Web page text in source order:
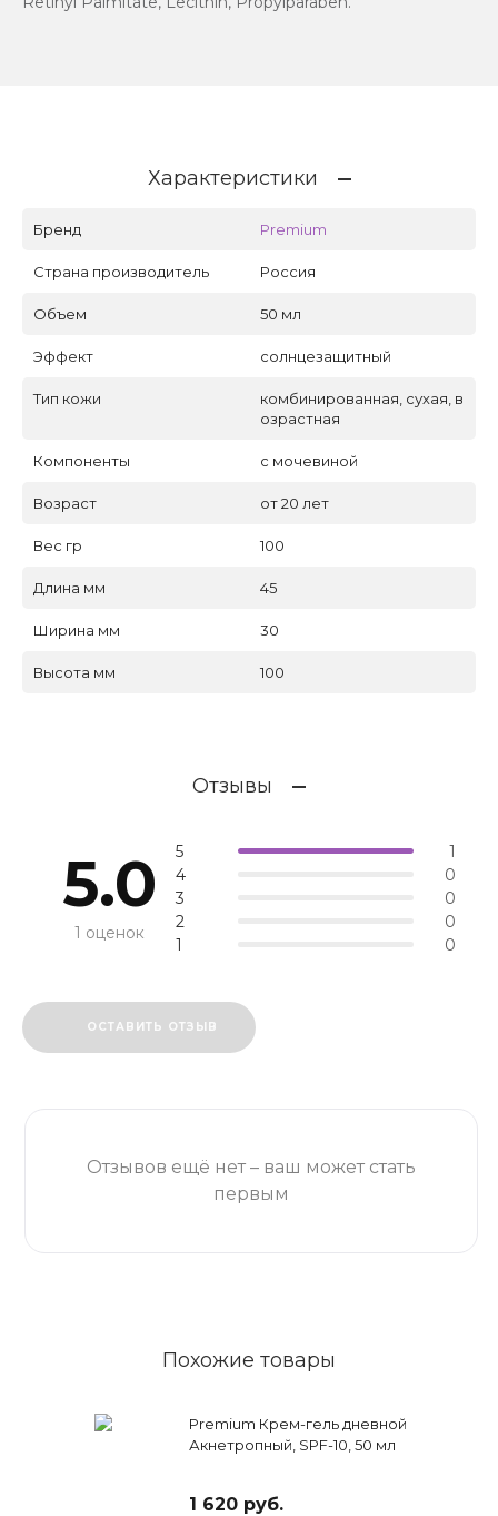
Характеристики
Бренд Premium
Страна производитель Россия
Объем 50 мл
Эффект солнцезащитный
Тип кожи
комбинированная, сухая, в
озрастная
Компоненты с мочевиной
Возраст от 20 лет
Вес гр 100
Длина мм 45
Ширина мм 30
Высота мм 100
Отзывы
5.0
1 оценок
5
1
4
0
3
0
2
0
1
0
ОСТАВИТЬ ОТЗЫВ
Отзывов ещё нет – ваш может стать
первым
Похожие товары
Premium Крем-гель дневной
Акнетропный, SPF-10, 50 мл
1 620 руб.